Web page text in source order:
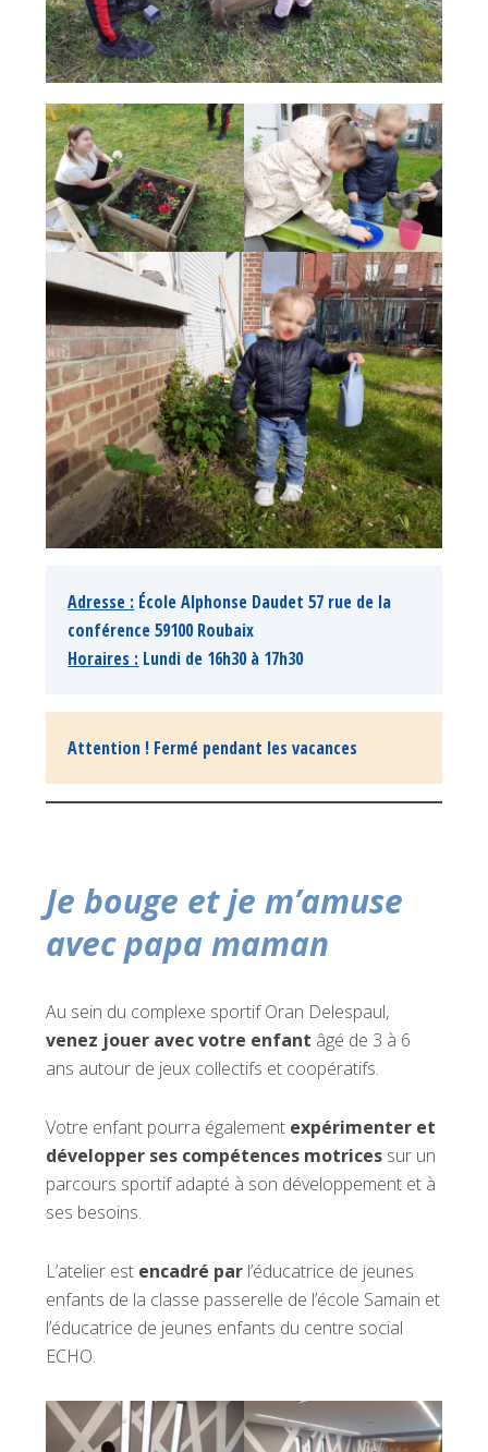
Adresse : École Alphonse Daudet 57 rue de la
conférence 59100 Roubaix
Horaires : Lundi de 16h30 à 17h30
Attention ! Fermé pendant les vacances
Je bouge et je m’amuse
avec papa maman
Au sein du complexe sportif Oran Delespaul,
venez jouer avec votre enfant âgé de 3 à 6
ans autour de jeux collectifs et coopératifs.
Votre enfant pourra également expérimenter et
développer ses compétences motrices sur un
parcours sportif adapté à son développement et à
ses besoins.
L’atelier est encadré par l’éducatrice de jeunes
enfants de la classe passerelle de l’école Samain et
l’éducatrice de jeunes enfants du centre social
ECHO.